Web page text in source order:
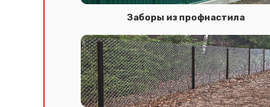
Заборы из профнастила